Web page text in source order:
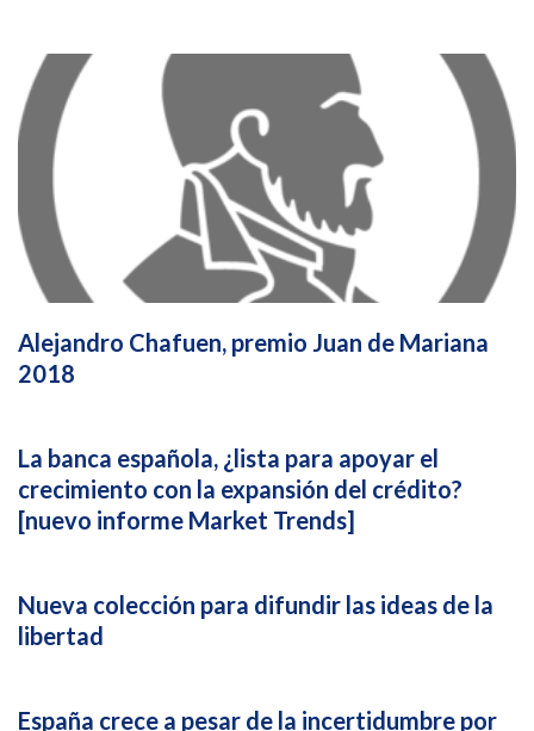
Alejandro Chafuen, premio Juan de Mariana
2018
La banca española, ¿lista para apoyar el
crecimiento con la expansión del crédito?
[nuevo informe Market Trends]
Nueva colección para difundir las ideas de la
libertad
España crece a pesar de la incertidumbre por